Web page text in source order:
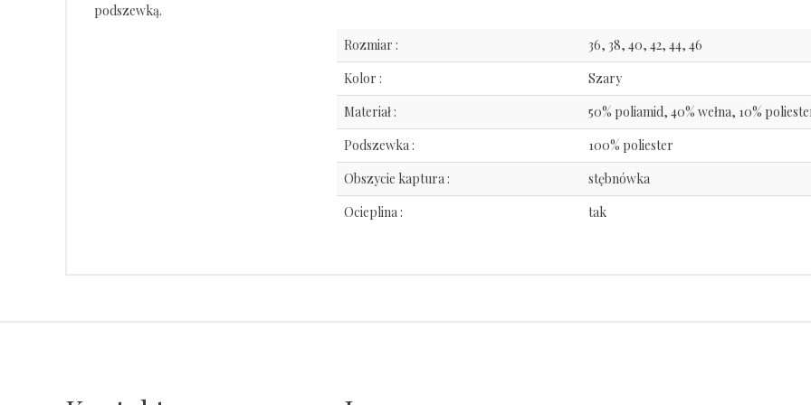
podszewką.
Rozmiar :
36, 38, 40, 42, 44, 46
Kolor :
Szary
Materiał :
50% poliamid, 40% wełna, 10%
Podszewka :
100% poliester
Obszycie kaptura :
stębnówka
Ocieplina :
tak